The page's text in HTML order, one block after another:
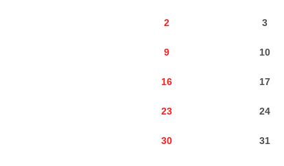
2 3
9 10
16 17
23 24
30 31